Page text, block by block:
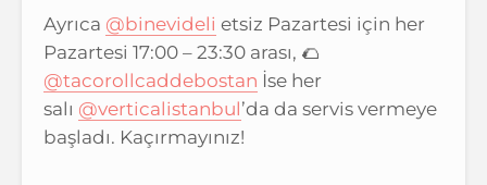
Ayrıca @binevideli etsiz Pazartesi için her
Pazartesi 17:00 – 23:30 arası, 🌮
@tacorollcaddebostan İse her
salı @verticalistanbul’da da servis vermeye
başladı. Kaçırmayınız!